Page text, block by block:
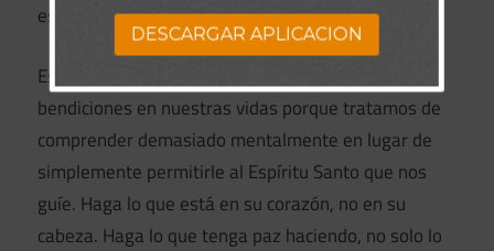
espíritu y usted lucha por decidir a quién escuchar.
Estoy convencida de que nos perdemos muchas
bendiciones en nuestras vidas porque tratamos de
comprender demasiado mentalmente en lugar de
simplemente permitirle al Espíritu Santo que nos
guíe. Haga lo que está en su corazón, no en su
cabeza. Haga lo que tenga paz haciendo, no solo lo
DESCARGAR APLICACION